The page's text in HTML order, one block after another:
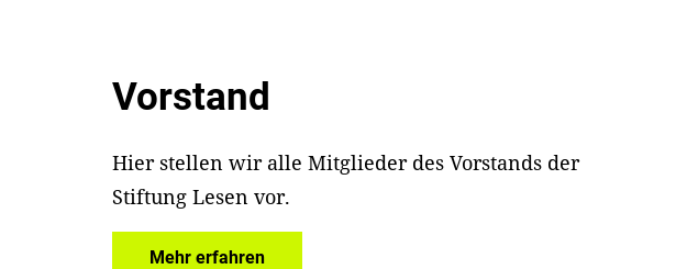
Vorstand
Hier stellen wir alle Mitglieder des Vorstands der
Stiftung Lesen vor.
Mehr erfahren